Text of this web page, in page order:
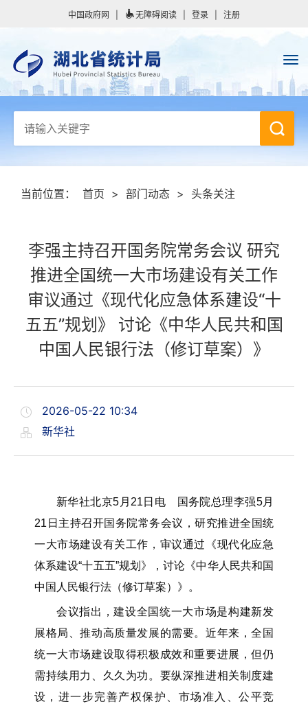
中国政府网 无障碍阅读 登录 注册
当前位置： 首页 > 部门动态 > 头条关注
李强主持召开国务院常务会议 研究
推进全国统一大市场建设有关工作
审议通过《现代化应急体系建设“十
五五”规划》 讨论《中华人民共和国
中国人民银行法（修订草案）》
2026-05-22 10:34
新华社
新华社北京5月21日电 国务院总理李强5月
21日主持召开国务院常务会议，研究推进全国统
一大市场建设有关工作，审议通过《现代化应急
体系建设“十五五”规划》，讨论《中华人民共和国
中国人民银行法（修订草案）》。
会议指出，建设全国统一大市场是构建新发
展格局、推动高质量发展的需要。近年来，全国
统一大市场建设取得积极成效和重要进展，但仍
需持续用力、久久为功。要纵深推进相关制度建
设，进一步完善产权保护、市场准入、公平竞